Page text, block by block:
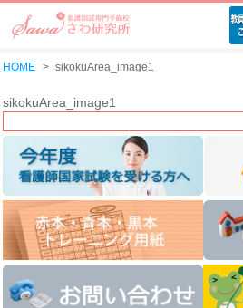
HOME sikokuArea_image1
sikokuArea_image1